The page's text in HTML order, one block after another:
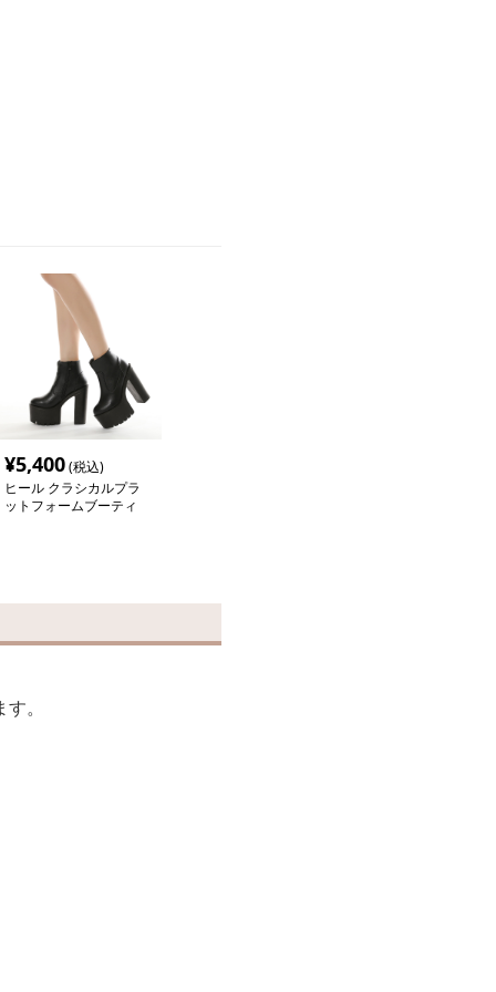
¥5,400(税込)
ヒール クラシカルプラ
ットフォームブーティ
。